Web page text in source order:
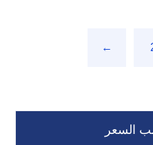
←
السعر